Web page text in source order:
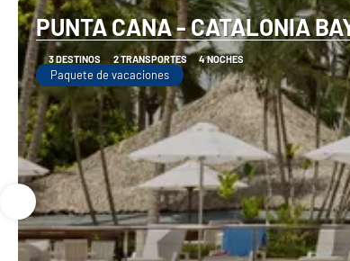
PUNTA CANA - CATALONIA
3 DESTINOS 2 TRANSPORTES 4 NOCHES
Paquete de vacaciones